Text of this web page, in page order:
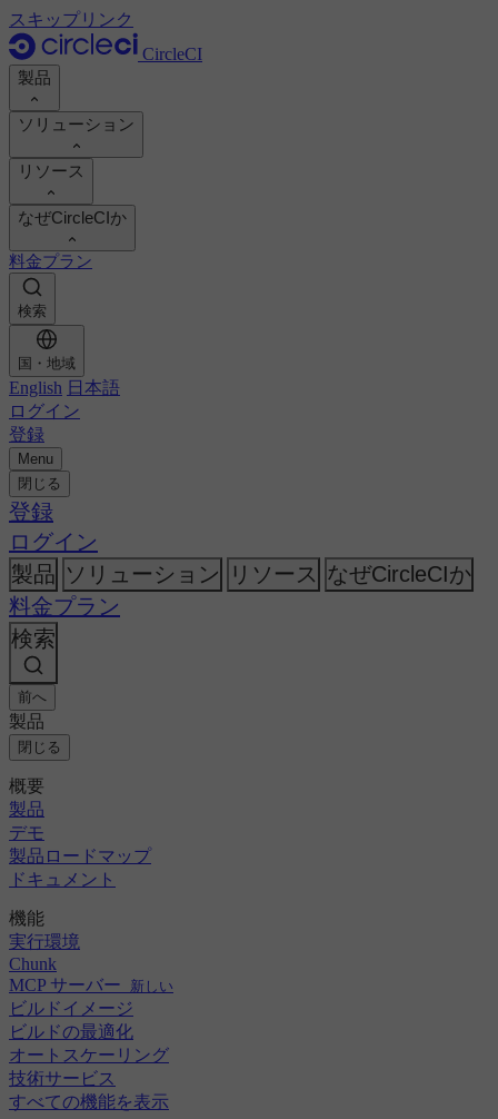
スキップリンク
CircleCI
製品
製品
デモ
製品ロードマップ
ドキュメント
実行環境
Chunk
MCP サーバー
ビルドイメージ
ビルドの最適化
オートスケーリング
技術サービス
GitHub
GitLab
Bitbucket
AWS
GCP
Azure
Kubernetes
ソリューション
開発者
プラットフォームエンジニア
セキュリティ・エンジニア
エンジニアリングマネージャー
ビジネスリーダー
AIエージェント
オートメーション
継続的インテグレーション
モバイル
AI
リリース・オーケストレーション
セキュリティ＆コンプライアンス
エンタープライズ
中小企業
スタートアップ
リソース
ドキュメント
サポートポータル
Orbsレジストリ
イメージレジストリ
お客様事例
レポート＆ガイド
ポッドキャスト
ブログ
トピック
変更履歴
イベント
ディスカッション・フォーラム
オープンソース
なぜCircleCIか
ROI を計算
開発生産性の向上
チームのベンチマーク
お客様の成功事例を見る
CircleCI vs GitHub Actions
CircleCI vs Harness
CircleCI vs Harness
CircleCI vs Jenkins
CircleCI vs Bitrise
会社概要
採用情報
パートナー
ニュースルーム
料金プラン
検索
国・地域
English 日本語
ログイン
登録
Menu
閉じる
登録
ログイン
製品 ソリューション リソース なぜCircleCIか
料金プラン
検索
前へ
製品
閉じる
概要
製品
デモ
製品ロードマップ
ドキュメント
機能
実行環境
Chunk
MCP サーバー
新しい
ビルドイメージ
ビルドの最適化
オートスケーリング
技術サービス
すべての機能を表示